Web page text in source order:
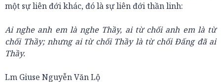
một sự liên đới khác, đó là sự liên đới thần linh:
Ai nghe anh em là nghe Thầy, ai từ chối anh em là từ
chối Thầy; nhưng ai từ chối Thầy là từ chối Đấng đã ai
Thầy.
Lm Giuse Nguyễn Văn Lộ